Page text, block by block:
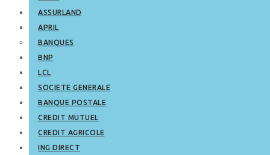
ASSURLAND
APRIL
BANQUES
BNP
LCL
SOCIETE GENERALE
BANQUE POSTALE
CREDIT MUTUEL
CREDIT AGRICOLE
ING DIRECT